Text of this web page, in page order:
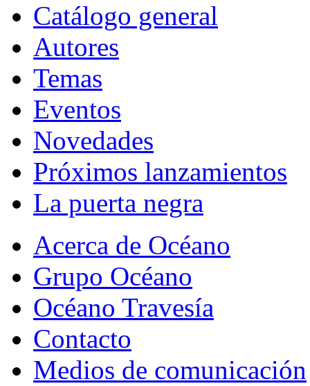
Catálogo general
Autores
Temas
Eventos
Novedades
Próximos lanzamientos
La puerta negra
Acerca de Océano
Grupo Océano
Océano Travesía
Contacto
Medios de comunicación